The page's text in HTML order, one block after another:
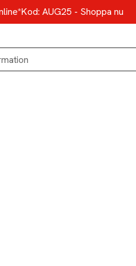
Kod: AUG25 - Shoppa nu